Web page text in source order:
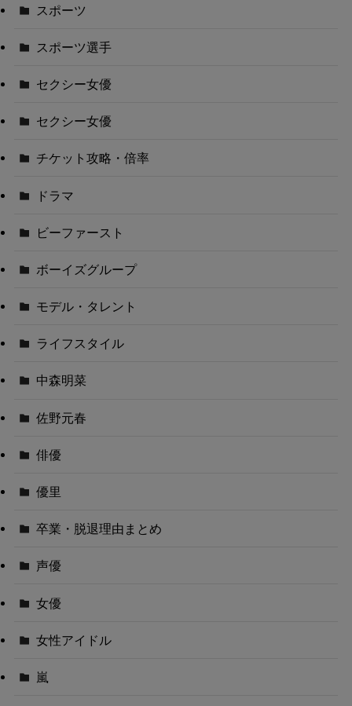
スポーツ
スポーツ選手
セクシー女優
セクシー女優
チケット攻略・倍率
ドラマ
ビーファースト
ボーイズグループ
モデル・タレント
ライフスタイル
中森明菜
佐野元春
俳優
優里
卒業・脱退理由まとめ
声優
女優
女性アイドル
嵐